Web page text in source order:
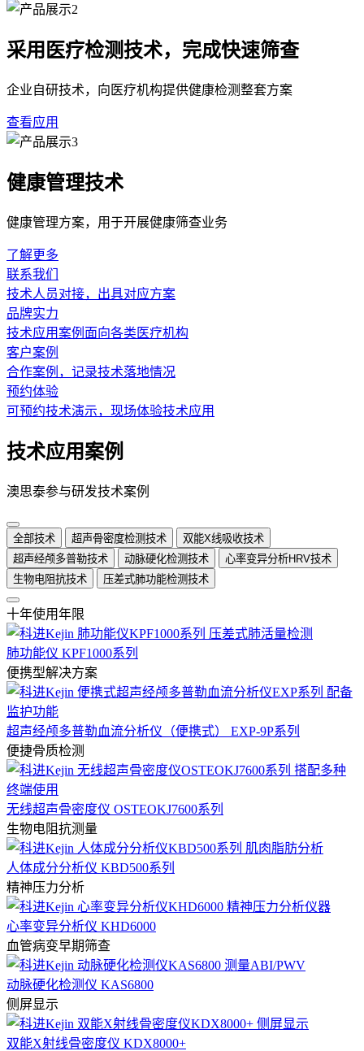
采用医疗检测技术，完成快速筛查
企业自研技术，向医疗机构提供健康检测整套方案
查看应用
健康管理技术
健康管理方案，用于开展健康筛查业务
了解更多
联系我们
技术人员对接，出具对应方案
品牌实力
技术应用案例面向各类医疗机构
客户案例
合作案例，记录技术落地情况
预约体验
可预约技术演示，现场体验技术应用
技术应用案例
澳思泰参与研发技术案例
全部技术 超声骨密度检测技术
双能X线吸收技术
超声经颅多普勒技术
动脉硬化检测技术
心率变异分析HRV技术
生物电阻抗技术
压差式肺功能检测技术
十年使用年限
肺功能仪 KPF1000系列
便携型解决方案
超声经颅多普勒血流分析仪（便携式） EXP-9P系列
便捷骨质检测
无线超声骨密度仪 OSTEOKJ7600系列
生物电阻抗测量
人体成分分析仪 KBD500系列
精神压力分析
心率变异分析仪 KHD6000
血管病变早期筛查
动脉硬化检测仪 KAS6800
侧屏显示
双能X射线骨密度仪 KDX8000+